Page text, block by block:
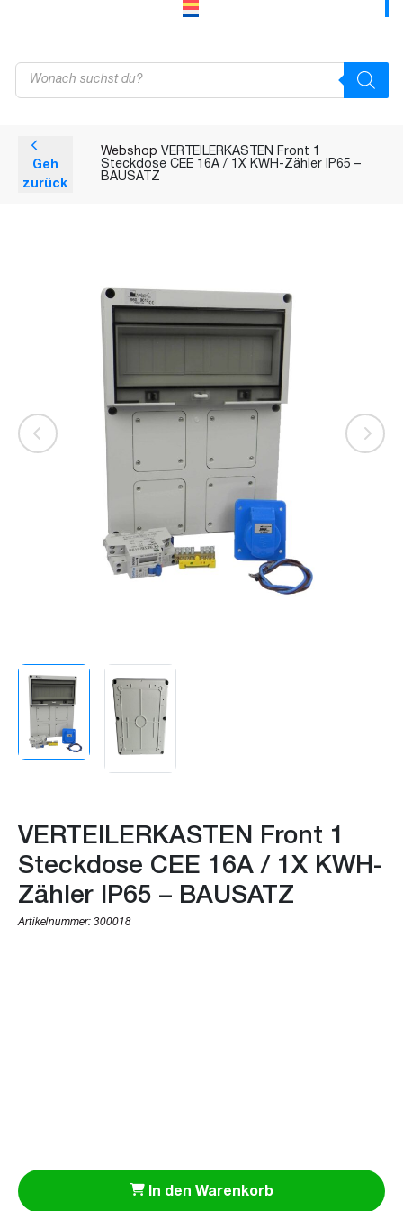
Products
search
Geh
zurück
Webshop VERTEILERKASTEN Front 1
Steckdose CEE 16A / 1X KWH-Zähler IP65 –
BAUSATZ
VERTEILERKASTEN Front 1
Steckdose CEE 16A / 1X KWH-
Zähler IP65 – BAUSATZ
Artikelnummer:300018
In den Warenkorb